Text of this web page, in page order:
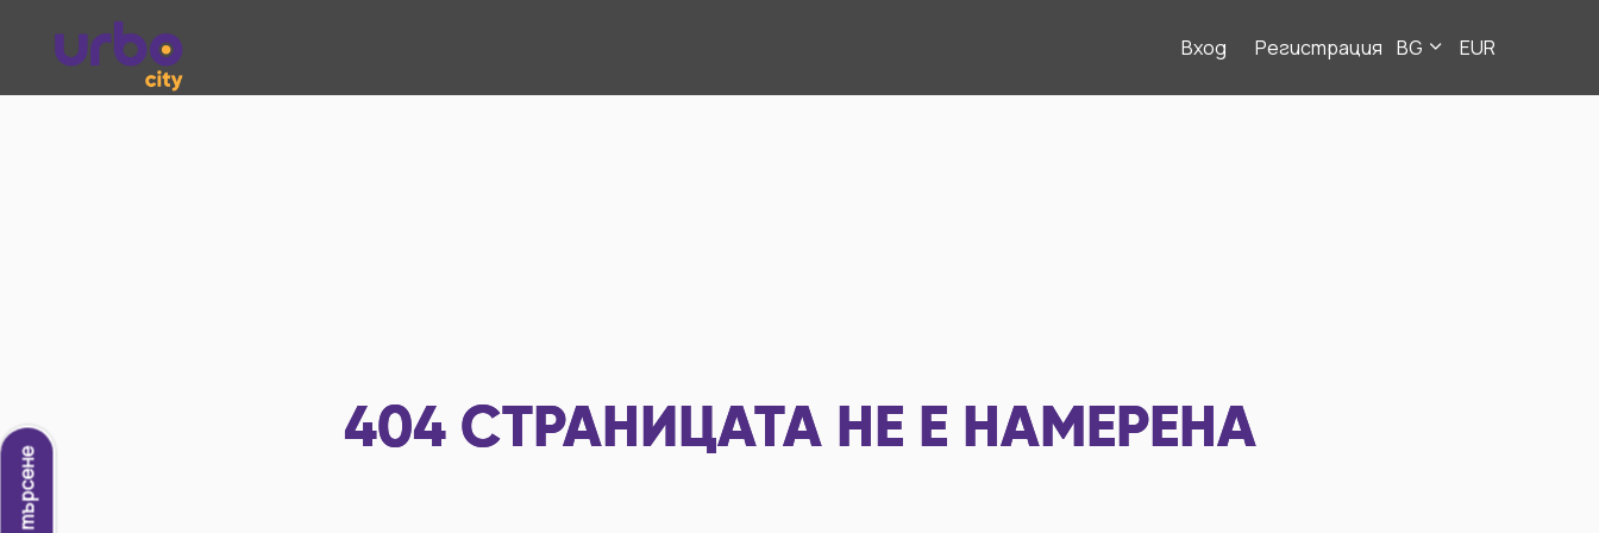
Вход Регистрация BG EUR
404 СТРАНИЦАТА НЕ Е НАМЕРЕНА